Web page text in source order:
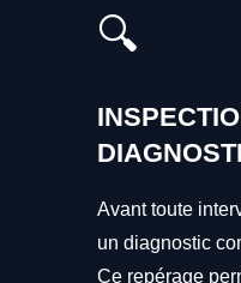
🔍
Avant toute
un diagnostic
Ce repérage